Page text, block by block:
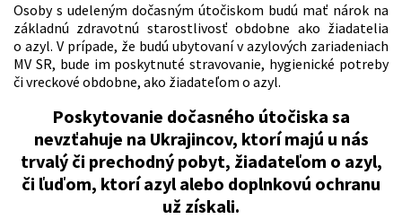
Osoby s udeleným dočasným útočiskom budú mať nárok na
základnú zdravotnú starostlivosť obdobne ako žiadatelia
o azyl. V prípade, že budú ubytovaní v azylových zariadeniach
MV SR, bude im poskytnuté stravovanie, hygienické potreby
či vreckové obdobne, ako žiadateľom o azyl.
Poskytovanie dočasného útočiska sa
nevzťahuje na Ukrajincov, ktorí majú u nás
trvalý či prechodný pobyt, žiadateľom o azyl,
či ľuďom, ktorí azyl alebo doplnkovú ochranu
už získali.